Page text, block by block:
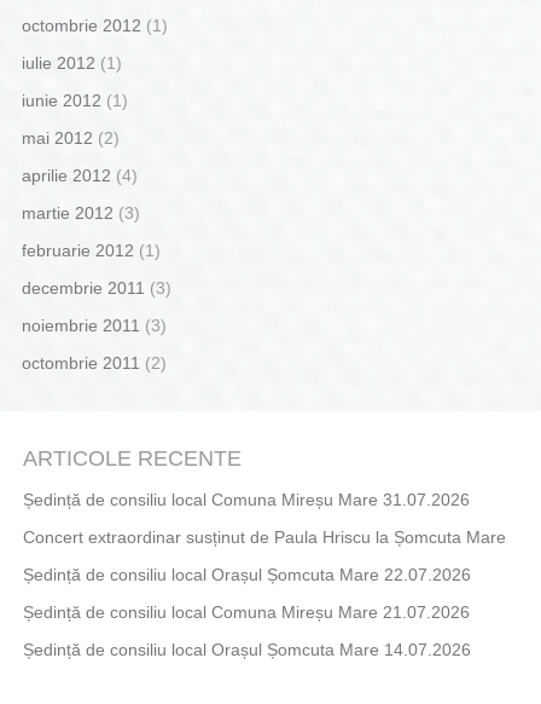
octombrie 2012 (1)
iulie 2012 (1)
iunie 2012 (1)
mai 2012 (2)
aprilie 2012 (4)
martie 2012 (3)
februarie 2012 (1)
decembrie 2011 (3)
noiembrie 2011 (3)
octombrie 2011 (2)
ARTICOLE RECENTE
Ședință de consiliu local Comuna Mireșu Mare 31.07.2026
Concert extraordinar susținut de Paula Hriscu la Șomcuta Mare
Ședință de consiliu local Orașul Șomcuta Mare 22.07.2026
Ședință de consiliu local Comuna Mireșu Mare 21.07.2026
Ședință de consiliu local Orașul Șomcuta Mare 14.07.2026